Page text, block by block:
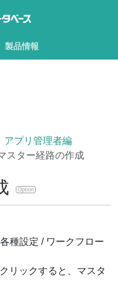
製品情報
アプリ管理者編
スター経路の作成
Option
種設定 / ワークフロー
リックすると、マスタ